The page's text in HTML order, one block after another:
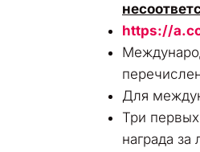
https://
Для
Три
награда